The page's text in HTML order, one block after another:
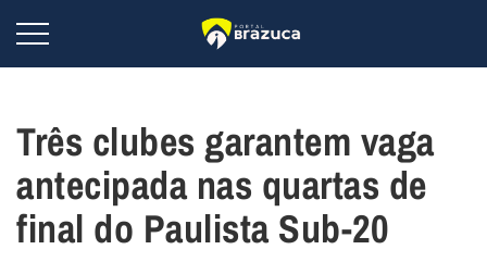
Três clubes garantem vaga
antecipada nas quartas de
final do Paulista Sub-20